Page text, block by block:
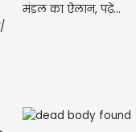
मंडल का ऐलान, पढ़ें...